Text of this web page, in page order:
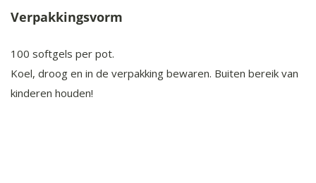
Verpakkingsvorm
100 softgels per pot.
Koel, droog en in de verpakking bewaren. Buiten bereik van
kinderen houden!